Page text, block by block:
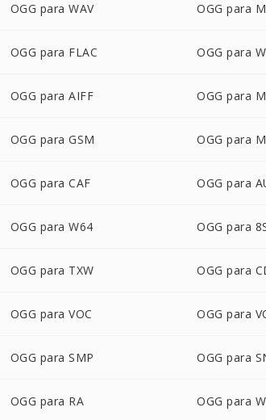
OGG para WAV OGG para
OGG para FLAC OGG para
OGG para AIFF OGG para
OGG para GSM OGG para
OGG para CAF OGG para
OGG para W64 OGG para
OGG para TXW OGG para
OGG para VOC OGG para
OGG para SMP OGG para
OGG para RA OGG para